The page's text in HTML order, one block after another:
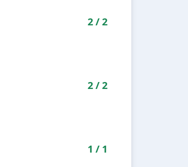
2/2
2/2
1 / 1